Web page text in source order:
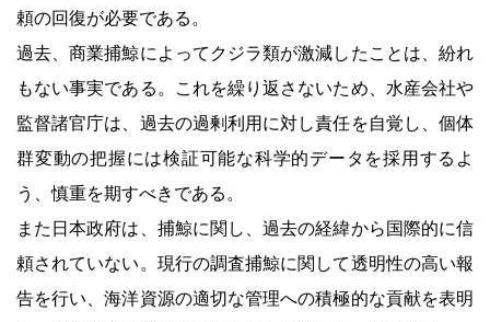
頼の回復が必要である。
過去、商業捕鯨によってクジラ類が激減したことは、紛れ
もない事実である。これを繰り返さないため、水産会社や
監督諸官庁は、過去の過剰利用に対し責任を自覚し、個体
群変動の把握には検証可能な科学的データを採用するよ
う、慎重を期すべきである。
また日本政府は、捕鯨に関し、過去の経緯から国際的に信
頼されていない。現行の調査捕鯨に関して透明性の高い報
告を行い、海洋資源の適切な管理への積極的な貢献を表明